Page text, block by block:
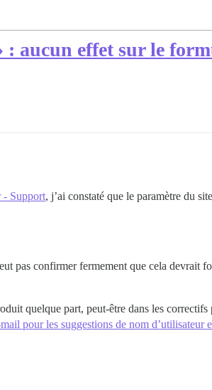
: aucun effet sur le
- Support, j’ai constaté que le paramètre du site
pas confirmer fermement que cela devrait
quelque part, peut-être dans les correctifs
pour les suggestions de nom d’utilisateur